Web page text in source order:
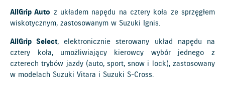
AllGrip Auto z układem napędu na cztery koła ze sprzęgłem
wiskotycznym, zastosowanym w Suzuki Ignis.
AllGrip Select, elektronicznie sterowany układ napędu na
cztery koła, umożliwiający kierowcy wybór jednego z
czterech trybów jazdy (auto, sport, snow i lock), zastosowany
w modelach Suzuki Vitara i Suzuki S-Cross.